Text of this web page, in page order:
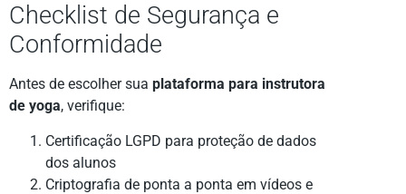
Checklist de Segurança e
Conformidade
Antes de escolher sua plataforma para instrutora
de yoga, verifique:
Certificação LGPD para proteção de dados
dos alunos
Criptografia de ponta a ponta em vídeos e